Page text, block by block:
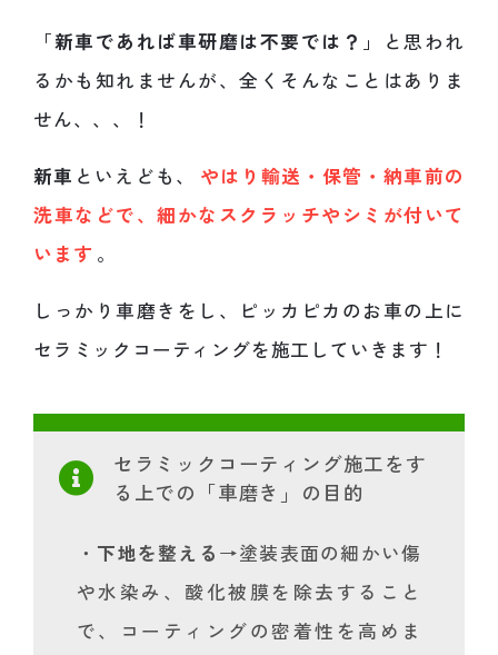
「新車であれば車研磨は不要では？ 」と思われ
るかも知れませんが、全くそんなことはありま
せん、、、！
新車 といえども、
やはり輸送・保管・納車前の
洗車などで、細かなスクラッチやシミが付いて
います 。
しっかり車磨きをし、ピッカピカのお車の上に
セラミックコーティングを施工していきます！
セラミックコーティング施工をす
る上での「車磨き」の目的
・ 下地を整える →塗装表面の細かい傷
や水染み、酸化被膜を除去すること
で、コーティングの密着性を高めま